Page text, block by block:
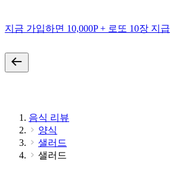
지금 가입하면 10,000P + 로또 10장 지급
음식 리뷰
양식
샐러드
샐러드